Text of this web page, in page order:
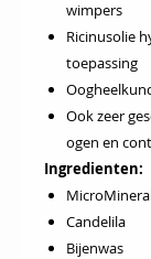
wimpers
Ricinusolie
toepassing
Ook zeer
ogen en
Ingredienten:
Candelila
Bijenwas